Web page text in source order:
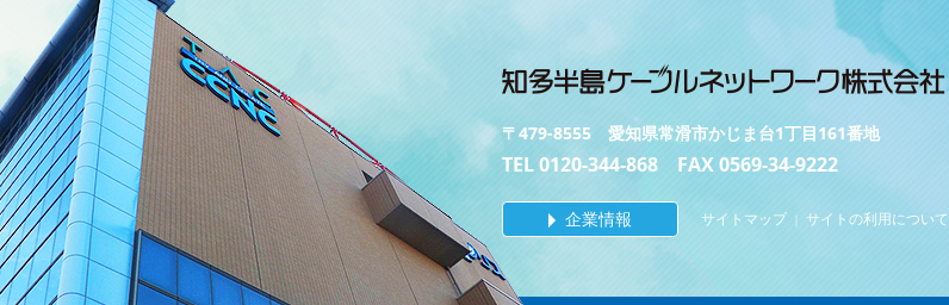
〒479-8555 愛知県常滑市かじま台1丁目161番地
TEL 0120-344-868 FAX 0569-34-9222
企業情報 サイトマップ ｜ サイトの利用について